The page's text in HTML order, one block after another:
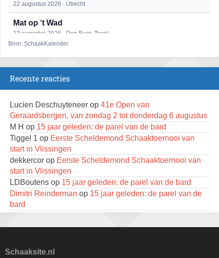
22 augustus 2026 · Utrecht
Mat op ‘t Wad
22 augustus 2026 · Den Burg, Texel
2e Utrechts kroegloperstoernooi
Open Eemlandtoernooi 2026
25 augustus 2026 · Bunschoten-Spakenburg
KC Open
28 augustus 2026 · Haarlem
11e Goirles Weekend Kampioenschap
28 augustus 2026 · Goirle
Nazomervierkampentoernooi 2026
28 augustus 2026 · Assen
Keisnel Schaaktoernooi
Bron: SchaakKalender
Recente reacties
Lucien Deschuyteneer op 41e Open van
Geraardsbergen, van zondag 2 tot donderdag 6 augustus
M H op 15 jaar geleden: de parel van de bard
Tiggel 1 op Eerste Scheldemond Schaaktoernooi van
start in Vlissingen
dekkercor op Eerste Scheldemond Schaaktoernooi van
start in Vlissingen
LDBoutens op 15 jaar geleden: de parel van de bard
Dimitri Reinderman op 15 jaar geleden: de parel van de
bard
Renzo VerweropEerste Scheldemond Schaaktoernooi
LDBoutensop
Schaaksite.nl